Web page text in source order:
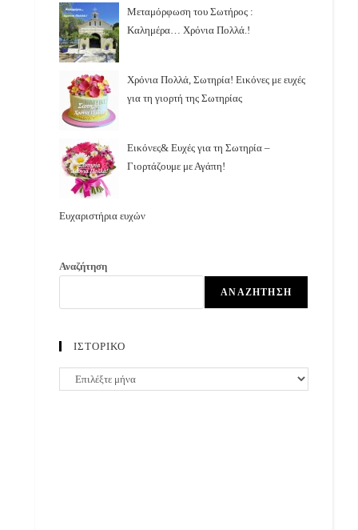
Μεταμόρφωση του Σωτήρος :
Καλημέρα… Χρόνια Πολλά.!
Χρόνια Πολλά, Σωτηρία! Εικόνες με ευχές
για τη γιορτή της Σωτηρίας
Εικόνες& Ευχές για τη Σωτηρία –
Γιορτάζουμε με Αγάπη!
Ευχαριστήρια ευχών
Αναζήτηση
ΑΝΑΖΉΤΗΣΗ
ΙΣΤΟΡΙΚΟ
ΙΣΤΟΡΙΚΟ